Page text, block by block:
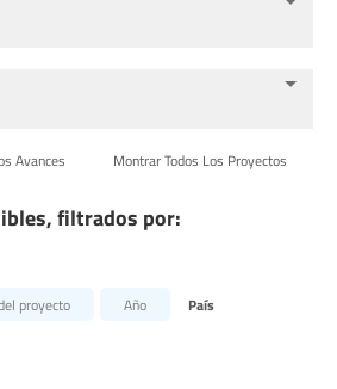
cabo el proyecto
Avances Montrar Todos Los Proyectos
filtrados por:
proyecto Año País